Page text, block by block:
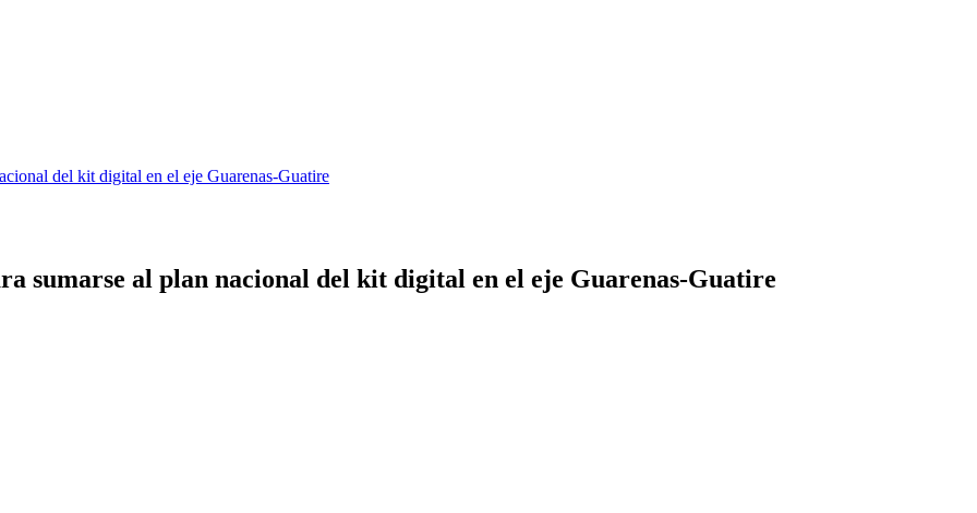
del kit digital en el eje Guarenas-Guatire
sumarse al plan nacional del kit digital en el eje Guarenas-Guatire